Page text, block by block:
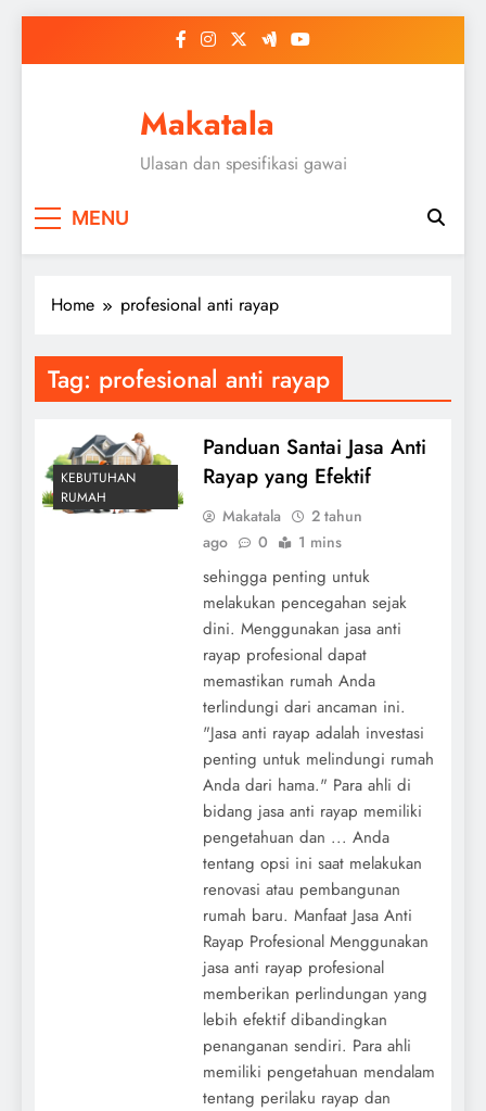
Makatala
Ulasan dan spesifikasi gawai
MENU
Home profesional anti rayap
Tag: profesional anti rayap
KEBUTUHAN
RUMAH
Panduan Santai Jasa Anti
Rayap yang Efektif
Makatala
2 tahun
ago
0 1 mins
sehingga penting untuk
melakukan pencegahan sejak
dini. Menggunakan jasa anti
rayap profesional dapat
memastikan rumah Anda
terlindungi dari ancaman ini.
"Jasa anti rayap adalah investasi
penting untuk melindungi rumah
Anda dari hama." Para ahli di
bidang jasa anti rayap memiliki
pengetahuan dan ... Anda
tentang opsi ini saat melakukan
renovasi atau pembangunan
rumah baru. Manfaat Jasa Anti
Rayap Profesional Menggunakan
jasa anti rayap profesional
memberikan perlindungan yang
lebih efektif dibandingkan
penanganan sendiri. Para ahli
memiliki pengetahuan mendalam
tentang perilaku rayap dan